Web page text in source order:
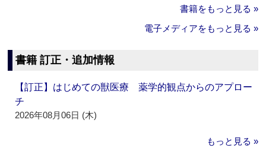
書籍をもっと見る »
電子メディアをもっと見る »
書籍 訂正・追加情報
【訂正】はじめての獣医療 薬学的観点からのアプロー
チ
2026年08月06日 (木)
もっと見る »